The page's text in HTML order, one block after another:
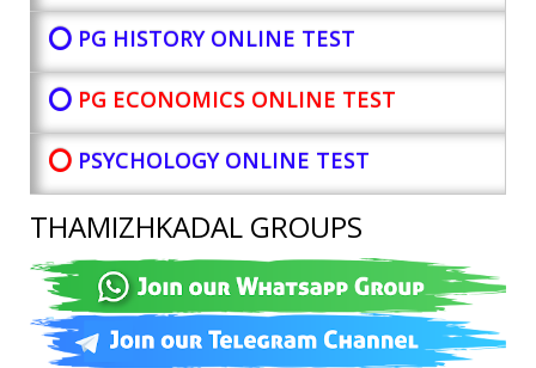
⭕ PG HISTORY ONLINE TEST
⭕ PG ECONOMICS ONLINE TEST
⭕ PSYCHOLOGY ONLINE TEST
THAMIZHKADAL GROUPS